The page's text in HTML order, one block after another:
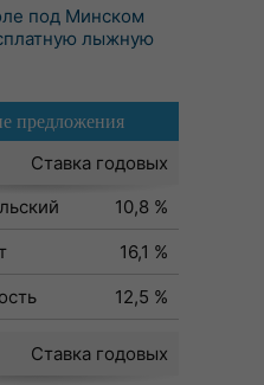
под Минском
лыжную
предложения
Ставка годовых
10,8 %
16,1 %
12,5 %
Ставка годовых